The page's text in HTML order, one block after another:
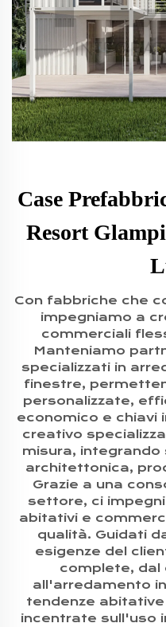
Case
Resort
Con fabbriche che
impegniamo a
commerciali
Manteniamo
specializzati in
finestre,
personalizzate,
economico e chiavi
creativo
misura, integrando
architettonica,
Grazie a una
settore, ci
abitativi e
qualità. Guidati
esigenze del
complete, dal
all'arredamento
tendenze
incentrate sull'uso